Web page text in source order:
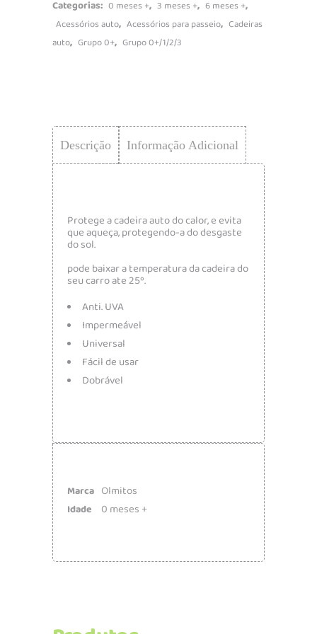
Categorias: 0 meses +, 3 meses +, 6 meses +,
Acessórios auto, Acessórios para passeio, Cadeiras
auto, Grupo 0+, Grupo 0+/1/2/3
Descrição Informação Adicional
Protege a cadeira auto do calor, e evita
que aqueça, protegendo-a do desgaste
do sol.
pode baixar a temperatura da cadeira do
seu carro ate 25º.
Anti. UVA
Impermeável
Universal
Fácil de usar
Dobrável
Marca Olmitos
Idade 0 meses +